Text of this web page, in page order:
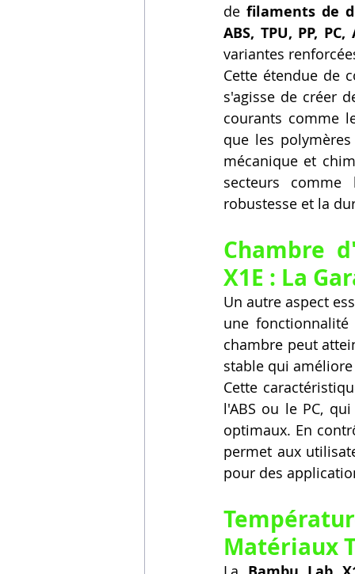
de filaments de
ABS, TPU, PP, PC,
variantes
Cette étendue de
s'agisse de créer
courants comme
que les
mécanique et
secteurs
robustesse et la
Chambre
X1E : La
Un autre aspect
une fonctionnalité
chambre peut
stable qui
Cette
l'ABS ou le PC,
optimaux. En
permet aux
pour des
Matériaux